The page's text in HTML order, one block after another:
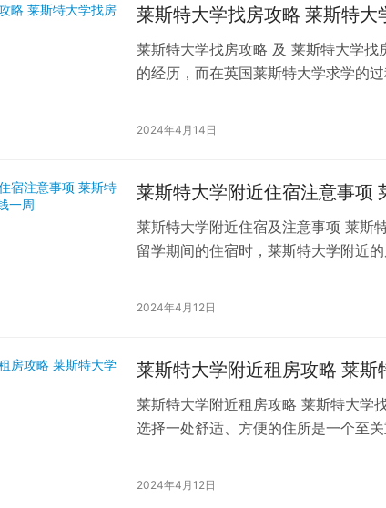
莱斯特大学找房攻略 莱斯特大
莱斯特大学找房攻略 及 莱斯特大学
的经历，而在英国莱斯特大学求学的
2024年4月14日
莱斯特大学附近住宿注意事项
莱斯特大学附近住宿及注意事项 莱斯
留学期间的住宿时，莱斯特大学附近
2024年4月12日
莱斯特大学附近租房攻略 莱斯
莱斯特大学附近租房攻略 莱斯特大学
选择一处舒适、方便的住所是一个至
2024年4月12日